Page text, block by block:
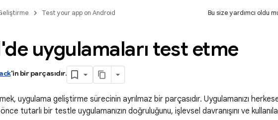
Test your app on Android Bu size yardımcı oldu
uygulamaları test etme
'in bir parçasıdır.
uygulama geliştirme sürecinin ayrılmaz bir parçasıdır. Uygulamanızı
tutarlı bir testle uygulamanızın doğruluğunu, işlevsel davranışını ve